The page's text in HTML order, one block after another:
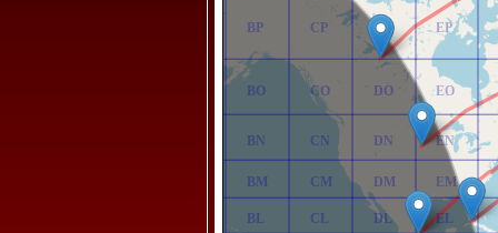
BL
BM
BN
BO
BP
CL
CM
CN
CO
CP
DL
DM
DN
DO
DP
EL
EM
EN
EO
EP